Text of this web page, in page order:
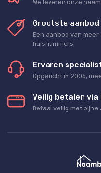
We leveren onze
Grootste aanbod
Een aanbod van
huisnummers
Ervaren
Opgericht in 2005,
Veilig betalen via
Betaal veilig met bijna